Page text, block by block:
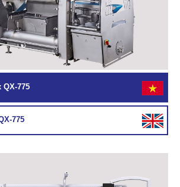
QX-775
775